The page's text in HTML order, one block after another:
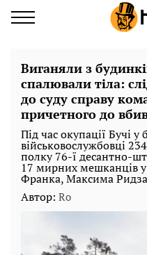
Виганяли з
спалювали тіла:
до суду справу
причетного до
Під час окупації Бучі у
військовослужбовці
полку 76-ї десантно-
17 мирних мешканців у
Франка, Максима
Автор: Ro